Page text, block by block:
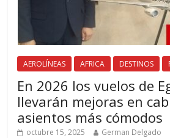
AEROLÍNEAS AFRICA DESTINOS
En 2026 los vuelos de
llevarán mejoras en
asientos más cómodos
octubre 15, 2025 German Delgado